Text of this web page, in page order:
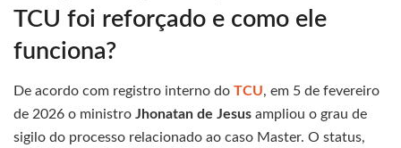
TCU foi reforçado e como ele
funciona?
De acordo com registro interno do TCU, em 5 de fevereiro
de 2026 o ministro Jhonatan de Jesus ampliou o grau de
sigilo do processo relacionado ao caso Master. O status,